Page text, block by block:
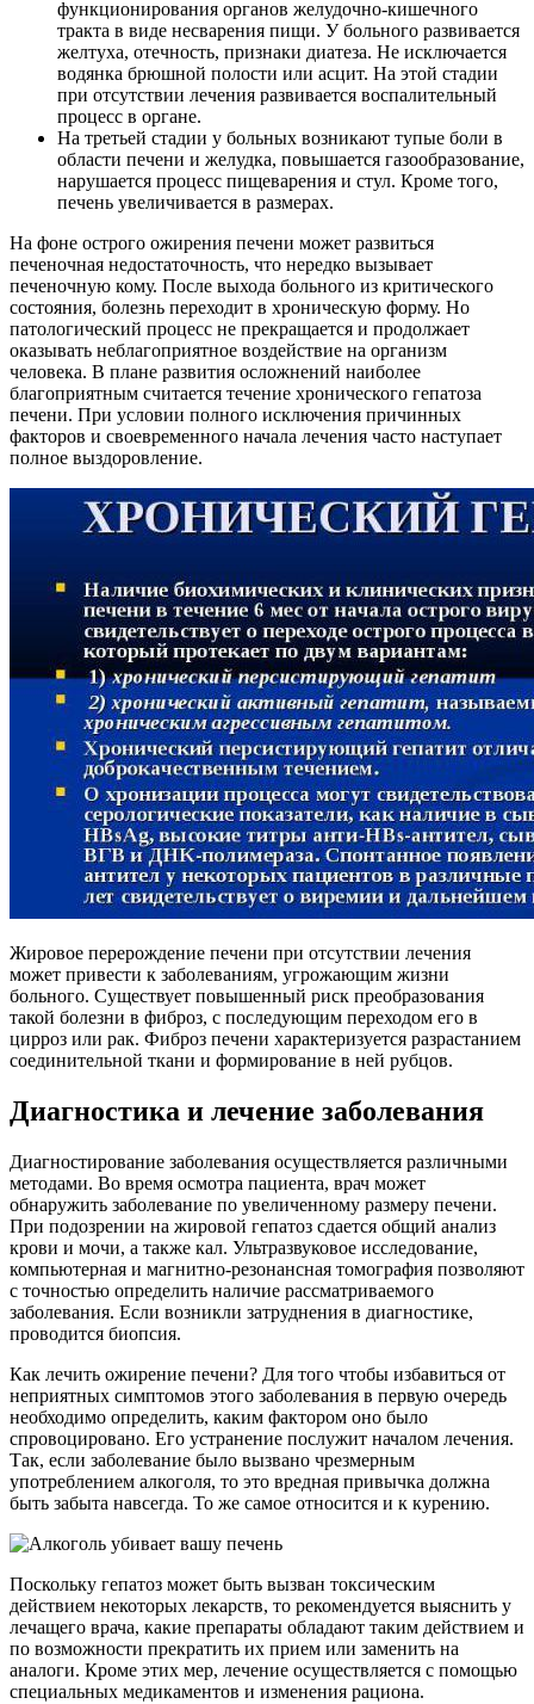
функционирования органов желудочно-кишечного
тракта в виде несварения пищи. У больного развивается
желтуха, отечность, признаки диатеза. Не исключается
водянка брюшной полости или асцит. На этой стадии
при отсутствии лечения развивается воспалительный
процесс в органе.
На третьей стадии у больных возникают тупые боли в
области печени и желудка, повышается газообразование,
нарушается процесс пищеварения и стул. Кроме того,
печень увеличивается в размерах.
На фоне острого ожирения печени может развиться
печеночная недостаточность, что нередко вызывает
печеночную кому. После выхода больного из критического
состояния, болезнь переходит в хроническую форму. Но
патологический процесс не прекращается и продолжает
оказывать неблагоприятное воздействие на организм
человека. В плане развития осложнений наиболее
благоприятным считается течение хронического гепатоза
печени. При условии полного исключения причинных
факторов и своевременного начала лечения часто наступает
полное выздоровление.
Жировое перерождение печени при отсутствии лечения
может привести к заболеваниям, угрожающим жизни
больного. Существует повышенный риск преобразования
такой болезни в фиброз, с последующим переходом его в
цирроз или рак. Фиброз печени характеризуется разрастанием
соединительной ткани и формирование в ней рубцов.
Диагностика и лечение заболевания
Диагностирование заболевания осуществляется различными
методами. Во время осмотра пациента, врач может
обнаружить заболевание по увеличенному размеру печени.
При подозрении на жировой гепатоз сдается общий анализ
крови и мочи, а также кал. Ультразвуковое исследование,
компьютерная и магнитно-резонансная томография позволяют
с точностью определить наличие рассматриваемого
заболевания. Если возникли затруднения в диагностике,
проводится биопсия.
Как лечить ожирение печени? Для того чтобы избавиться от
неприятных симптомов этого заболевания в первую очередь
необходимо определить, каким фактором оно было
спровоцировано. Его устранение послужит началом лечения.
Так, если заболевание было вызвано чрезмерным
употреблением алкоголя, то это вредная привычка должна
быть забыта навсегда. То же самое относится и к курению.
Поскольку гепатоз может быть вызван токсическим
действием некоторых лекарств, то рекомендуется выяснить у
лечащего врача, какие препараты обладают таким действием и
по возможности прекратить их прием или заменить на
аналоги. Кроме этих мер, лечение осуществляется с помощью
специальных медикаментов и изменения рациона.